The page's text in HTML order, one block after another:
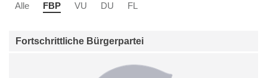
Alle FBP VU DU FL
Fortschrittliche Bürgerpartei